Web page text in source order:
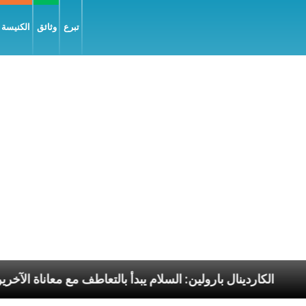
وثائق تبرع
الكاردينال بارولين: السلام يبدأ بالتعاطف الرسوليّة